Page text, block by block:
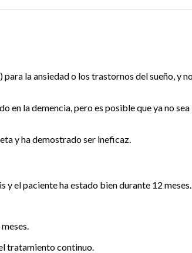
la ansiedad o los trastornos del sueño, y
la demencia, pero es posible que ya no sea
y ha demostrado ser ineficaz.
el paciente ha estado bien durante 12 meses.
tratamiento continuo.